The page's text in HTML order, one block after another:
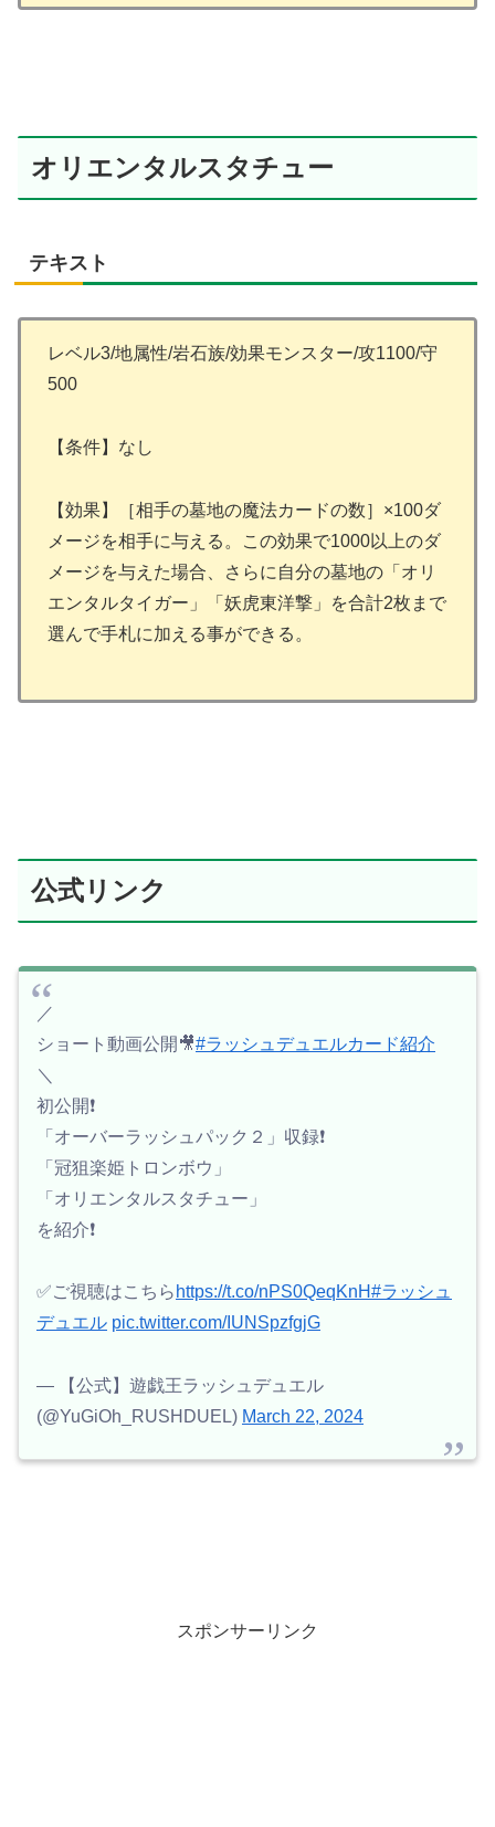
オリエンタルスタチュー
テキスト
レベル3/地属性/岩石族/効果モンスター/攻1100/守
500
【条件】なし
【効果】［相手の墓地の魔法カードの数］×100ダ
メージを相手に与える。この効果で1000以上のダ
メージを与えた場合、さらに自分の墓地の「オリ
エンタルタイガー」「妖虎東洋撃」を合計2枚まで
選んで手札に加える事ができる。
公式リンク
／
ショート動画公開🎥#ラッシュデュエルカード紹介
＼
初公開❗️
「オーバーラッシュパック２」収録❗️
「冠狙楽姫トロンボウ」
「オリエンタルスタチュー」
を紹介❗️
✅ご視聴はこちら https://t.co/nPS0QeqKnH#ラッシュ
デュエル pic.twitter.com/IUNSpzfgjG
— 【公式】遊戯王ラッシュデュエル
(@YuGiOh_RUSHDUEL) March 22, 2024
スポンサーリンク